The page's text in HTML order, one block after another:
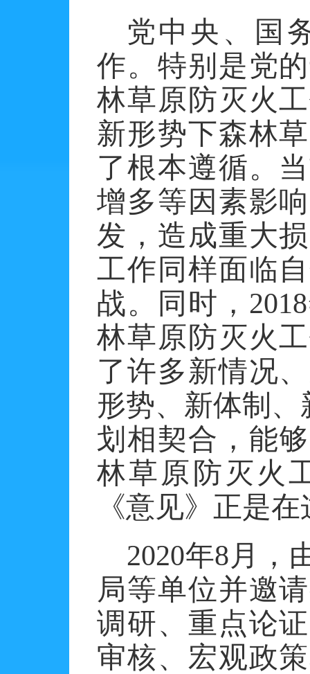
党中央、国
作。特别是党
林草原防灭火
新形势下森林
了根本遵循。
增多等因素影
发，造成重大
工作同样面临
战。同时， 2018
林草原防灭火
了许多新情况
形势、新体制
划相契合，能
林草原防灭火
《意见》正是
2020年8 月，
局等单位并邀
调研、重点论
审核、宏观政